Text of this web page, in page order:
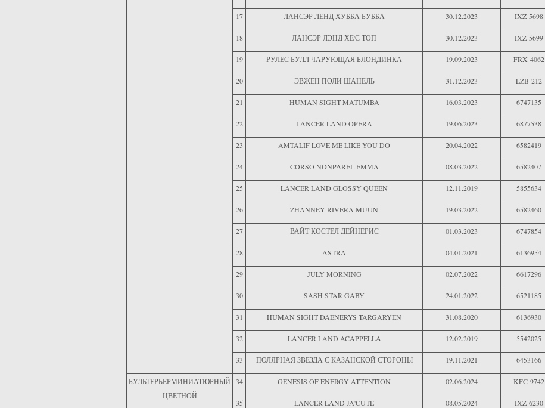
17 ЛАНСЭР ЛЕНД ХУББА БУББА 30.12.2023 IXZ 5698
18 ЛАНСЭР ЛЭНД ХЕ'С ТОП 30.12.2023 IXZ 5699
19 РУЛЕС БУЛЛ ЧАРУЮЩАЯ БЛОНДИНКА 19.09.2023 FRX 4062
20 ЭВЖЕН ПОЛИ ШАНЕЛЬ 31.12.2023 LZB 212
21 HUMAN SIGHT MATUMBA 16.03.2023 6747135
22 LANCER LAND OPERA 19.06.2023 6877538
23 AMTALIF LOVE ME LIKE YOU DO 20.04.2022 6582419
24 CORSO NONPAREL EMMA 08.03.2022 6582407
25 LANCER LAND GLOSSY QUEEN 12.11.2019 5855634
26 ZHANNEY RIVERA MUUN 19.03.2022 6582460
27 ВАЙТ КОСТЕЛ ДЕЙНЕРИС 01.03.2023 6747854
28 ASTRA 04.01.2021 6136954
29 JULY MORNING 02.07.2022 6617296
30 SASH STAR GABY 24.01.2022 6521185
31 HUMAN SIGHT DAENERYS TARGARYEN 31.08.2020 6136930
32 LANCER LAND ACAPPELLA 12.02.2019 5542025
33 ПОЛЯРНАЯ ЗВЕЗДА С КАЗАНСКОЙ СТОРОНЫ 19.11.2021 6453166
БУЛЬТЕРЬЕРМИНИАТЮРНЫЙ
ЦВЕТНОЙ
34 GENESIS OF ENERGY ATTENTION 02.06.2024 KFC 9742
35 LANCER LAND JA'CUTE 08.05.2024 IXZ 6230